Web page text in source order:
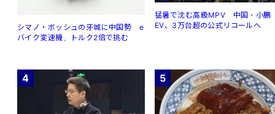
シマノ・ボッシュの牙城に中国勢 e
バイク変速機、トルク2倍で挑む
猛暑で沈む高級MPV 中国・小鵬
EV、3万台超の公式リコールへ
4 5